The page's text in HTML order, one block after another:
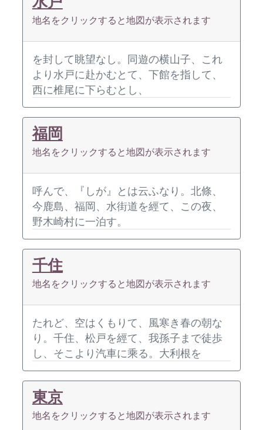
地名をクリックすると地図が表示されます
を封して眺望なし。同遊の横山子、これ
より水戸に赴かむとて、下館を指して、
西に椎尾に下らむとし、
福岡
地名をクリックすると地図が表示されます
呼んで、『しが』とは云ふなり。北條、
今鹿島、福岡、水街道を經て、この夜、
野木崎村に一泊す。
千住
地名をクリックすると地図が表示されます
たれど、空はくもりて、風寒き春の朝な
り。千住、松戸を經て、我孫子まで徒歩
し、そこより汽車に乘る。大利根を
東京
地名をクリックすると地図が表示されます